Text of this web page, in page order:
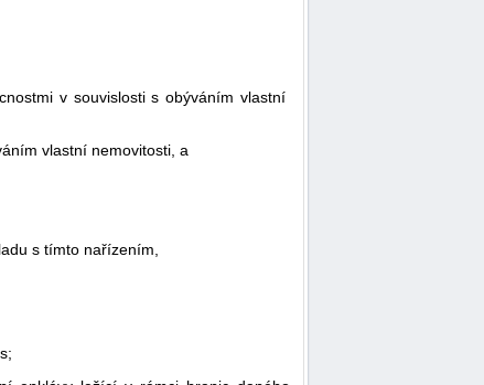
v souvislosti s obýváním vlastní
vlastní nemovitosti, a
s tímto nařízením,